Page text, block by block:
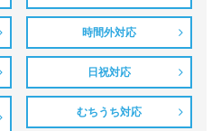
時間外対応
日祝対応
むちうち対応